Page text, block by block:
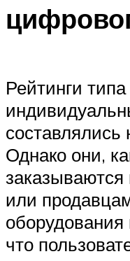
Рейтинги
составлялись
Однако они,
или
что